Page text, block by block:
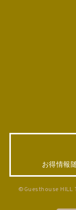
お得情報
©Guesthouse HILL